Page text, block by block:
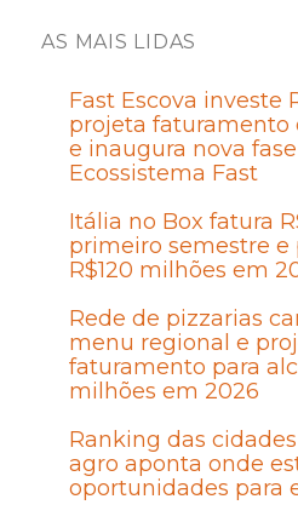
AS MAIS LIDAS
Fast Escova investe
projeta faturamento
e inaugura nova
Ecossistema Fast
Itália no Box fatura
primeiro semestre e
R$120 milhões em
Rede de pizzarias
menu regional e
faturamento para
milhões em 2026
Ranking das
agro aponta onde
oportunidades para